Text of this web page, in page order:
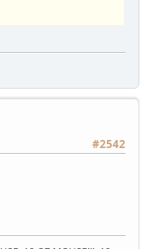
#2542